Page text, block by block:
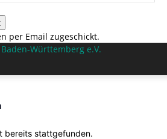
per Email zugeschickt.
Württemberg e.V.
bereits stattgefunden.